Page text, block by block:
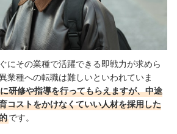
や経験を探す
悟をしておく
ジェントを効果的に活用する
にその業種で活躍できる即戦力が求めら
業種への転職は難しいといわれていま
研修や指導を行ってもらえますが、中途
コストをかけなくていい人材を採用した
です。